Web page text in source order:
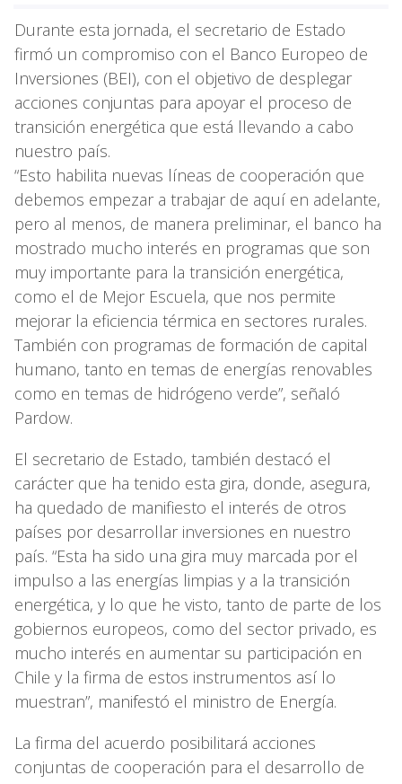
Durante esta jornada, el secretario de Estado
firmó un compromiso con el Banco Europeo de
Inversiones (BEI), con el objetivo de desplegar
acciones conjuntas para apoyar el proceso de
transición energética que está llevando a cabo
nuestro país.
“Esto habilita nuevas líneas de cooperación que
debemos empezar a trabajar de aquí en adelante,
pero al menos, de manera preliminar, el banco ha
mostrado mucho interés en programas que son
muy importante para la transición energética,
como el de Mejor Escuela, que nos permite
mejorar la eficiencia térmica en sectores rurales.
También con programas de formación de capital
humano, tanto en temas de energías renovables
como en temas de hidrógeno verde”, señaló
Pardow.
El secretario de Estado, también destacó el
carácter que ha tenido esta gira, donde, asegura,
ha quedado de manifiesto el interés de otros
países por desarrollar inversiones en nuestro
país. “Esta ha sido una gira muy marcada por el
impulso a las energías limpias y a la transición
energética, y lo que he visto, tanto de parte de los
gobiernos europeos, como del sector privado, es
mucho interés en aumentar su participación en
Chile y la firma de estos instrumentos así lo
muestran”, manifestó el ministro de Energía.
La firma del acuerdo posibilitará acciones
conjuntas de cooperación para el desarrollo de